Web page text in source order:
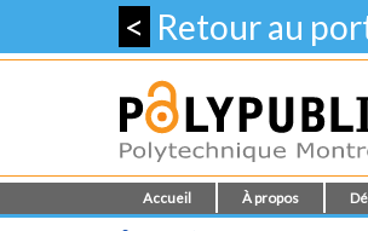
< Retour au
Accueil À propos